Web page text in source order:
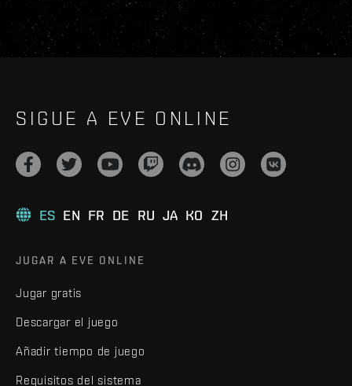
SIGUE A EVE ONLINE
ES EN FR DE RU JA KO ZH
JUGAR A EVE ONLINE
Jugar gratis
Descargar el juego
Añadir tiempo de juego
Requisitos del sistema